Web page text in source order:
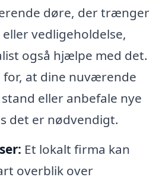
døre, der trænger
vedligeholdelse,
også hjælpe med det.
for, at dine nuværende
eller anbefale nye
det er nødvendigt.
Et lokalt firma kan
overblik over